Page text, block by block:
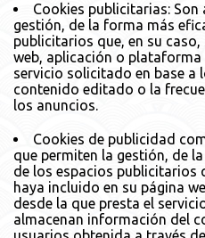
Cookies publicitarias:
gestión, de la forma más
publicitarios que, en su
web, aplicación o plataforma
servicio solicitado en base a
contenido editado o la
los anuncios.
Cookies de publicidad
que permiten la gestión, de
de los espacios publicitarios
haya incluido en su página
desde la que presta el
almacenan información del